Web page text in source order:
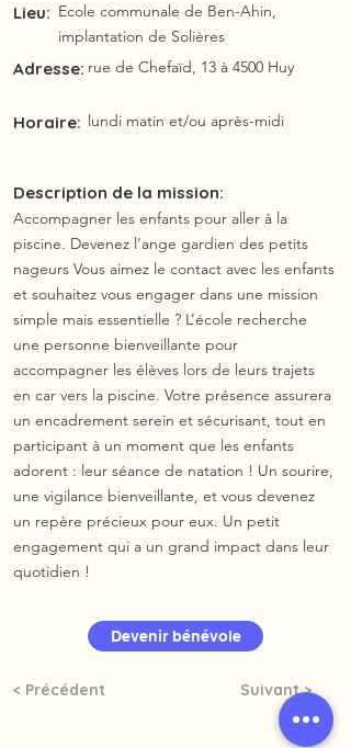
Lieu: Ecole communale de Ben-Ahin,
implantation de Solières
Adresse: rue de Chefaïd, 13 à 4500 Huy
Horaire: lundi matin et/ou après-midi
Description de la mission:
Accompagner les enfants pour aller à la
piscine. Devenez l’ange gardien des petits
nageurs Vous aimez le contact avec les enfants
et souhaitez vous engager dans une mission
simple mais essentielle ? L’école recherche
une personne bienveillante pour
accompagner les élèves lors de leurs trajets
en car vers la piscine. Votre présence assurera
un encadrement serein et sécurisant, tout en
participant à un moment que les enfants
adorent : leur séance de natation ! Un sourire,
une vigilance bienveillante, et vous devenez
un repère précieux pour eux. Un petit
engagement qui a un grand impact dans leur
quotidien !
Devenir bénévole
Suivant >
< Précédent